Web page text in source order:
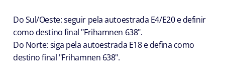
Do Sul/Oeste: seguir pela autoestrada E4/E20 e definir
como destino final "Frihamnen 638".
Do Norte: siga pela autoestrada E18 e defina como
destino final "Frihamnen 638".